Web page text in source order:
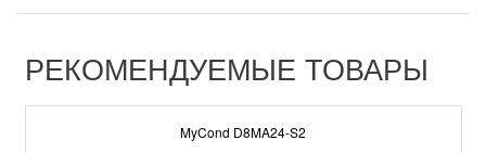
РЕКОМЕНДУЕМЫЕ ТОВАРЫ
MyCond D8MA24-S2